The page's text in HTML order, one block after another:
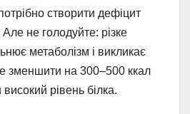
створити дефіцит
не голодуйте: різке
метаболізм і викликає
зменшити на 300–500 ккал
рівень білка.